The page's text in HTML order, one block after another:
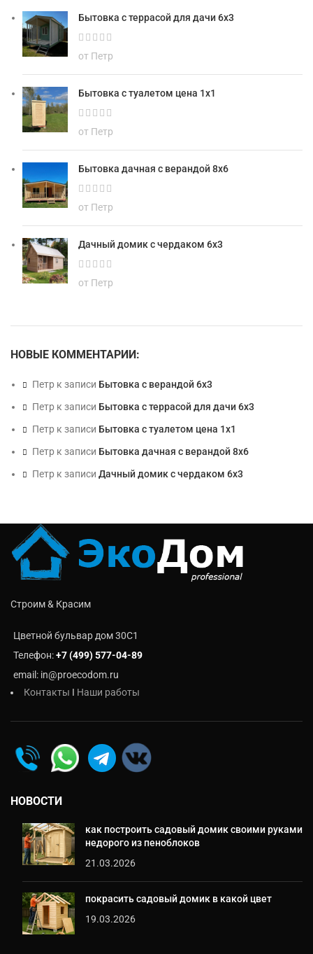
Бытовка с террасой для дачи 6х3
от Петр
Бытовка с туалетом цена 1х1
от Петр
Бытовка дачная с верандой 8х6
от Петр
Дачный домик с чердаком 6х3
от Петр
НОВЫЕ КОММЕНТАРИИ:
Петр к записи Бытовка с верандой 6х3
Петр к записи Бытовка с террасой для дачи 6х3
Петр к записи Бытовка с туалетом цена 1х1
Петр к записи Бытовка дачная с верандой 8х6
Петр к записи Дачный домик с чердаком 6х3
Строим & Красим
Цветной бульвар дом 30C1
Телефон:+7 (499) 577-04-89
email: in@proecodom.ru
Контакты I Наши работы
НОВОСТИ
как построить садовый домик своими руками
недорого из пеноблоков
21.03.2026
покрасить садовый домик в какой цвет
19.03.2026